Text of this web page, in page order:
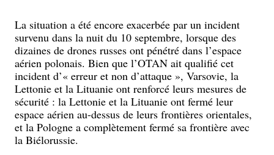
La situation a été encore exacerbée par un incident
survenu dans la nuit du 10 septembre, lorsque des
dizaines de drones russes ont pénétré dans l’espace
aérien polonais. Bien que l’OTAN ait qualifié cet
incident d’« erreur et non d’attaque », Varsovie, la
Lettonie et la Lituanie ont renforcé leurs mesures de
sécurité : la Lettonie et la Lituanie ont fermé leur
espace aérien au-dessus de leurs frontières orientales,
et la Pologne a complètement fermé sa frontière avec
la Biélorussie.